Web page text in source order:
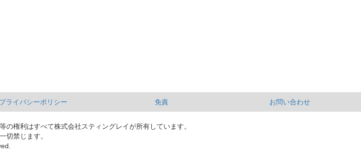
プライバシーポリシー 免責 お問い合わせ
の権利はすべて株式会社スティングレイが所有しています。
切禁じます。